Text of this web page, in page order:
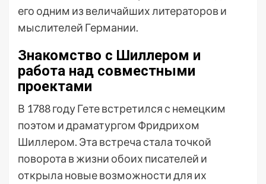
его одним из величайших литераторов и
мыслителей Германии.
Знакомство с Шиллером и
работа над совместными
проектами
В 1788 году Гете встретился с немецким
поэтом и драматургом Фридрихом
Шиллером. Эта встреча стала точкой
поворота в жизни обоих писателей и
открыла новые возможности для их